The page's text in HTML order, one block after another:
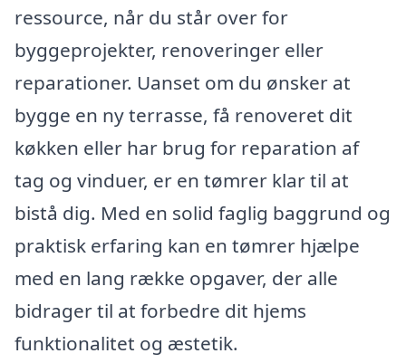
ressource, når du står over for
byggeprojekter, renoveringer eller
reparationer. Uanset om du ønsker at
bygge en ny terrasse, få renoveret dit
køkken eller har brug for reparation af
tag og vinduer, er en tømrer klar til at
bistå dig. Med en solid faglig baggrund og
praktisk erfaring kan en tømrer hjælpe
med en lang række opgaver, der alle
bidrager til at forbedre dit hjems
funktionalitet og æstetik.